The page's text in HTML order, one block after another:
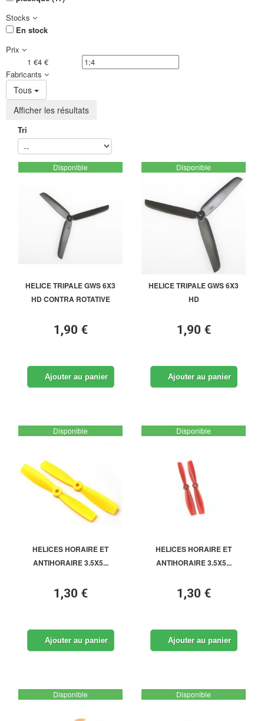
Stocks
En stock
Prix
1 €4 €
Fabricants
Tous
Afficher les résultats
Tri
Disponible
HELICE TRIPALE GWS 6X3
HD CONTRA ROTATIVE
1,90 €
Ajouter au panier
Disponible
HELICE TRIPALE GWS 6X3
HD
1,90 €
Ajouter au panier
Disponible
HELICES HORAIRE ET
ANTIHORAIRE 3.5X5...
1,30 €
Ajouter au panier
Disponible
HELICES HORAIRE ET
ANTIHORAIRE 3.5X5...
1,30 €
Ajouter au panier
Disponible Disponible